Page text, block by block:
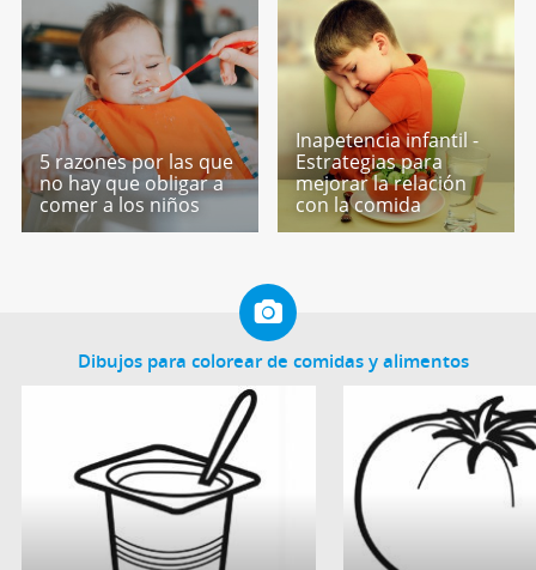
5 razones por las que
no hay que obligar a
comer a los niños
Inapetencia infantil -
Estrategias para
mejorar la relación
con la comida
Dibujos para colorear de comidas y alimentos